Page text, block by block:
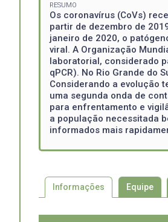
RESUMO
Os coronavírus (CoVs)
partir de dezembro de
janeiro de 2020, o
viral. A Organização
laboratorial, considerado
qPCR). No Rio Grande do
Considerando a evolução
uma segunda onda de
para enfrentamento e
a população necessitada
informados mais
Informações Equipe